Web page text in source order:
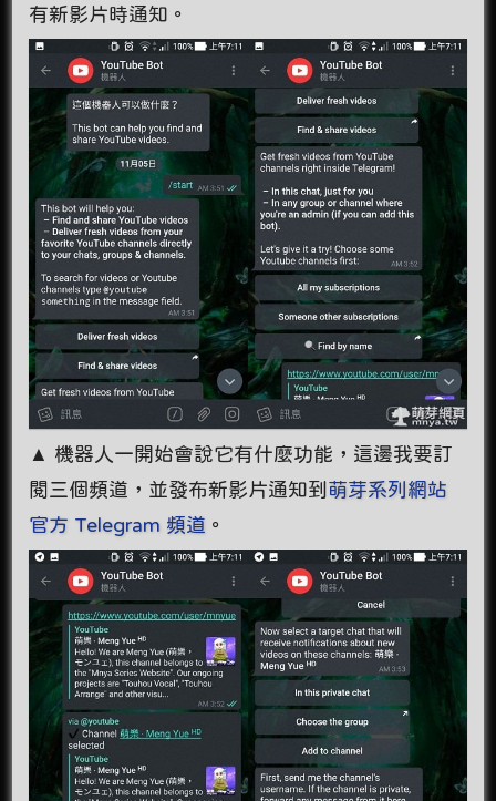
有新影片時通知。
▲ 機器人一開始會說它有什麼功能，這邊我要訂
閱三個頻道，並發布新影片通知到 萌芽系列網站
官方 Telegram 頻道 。